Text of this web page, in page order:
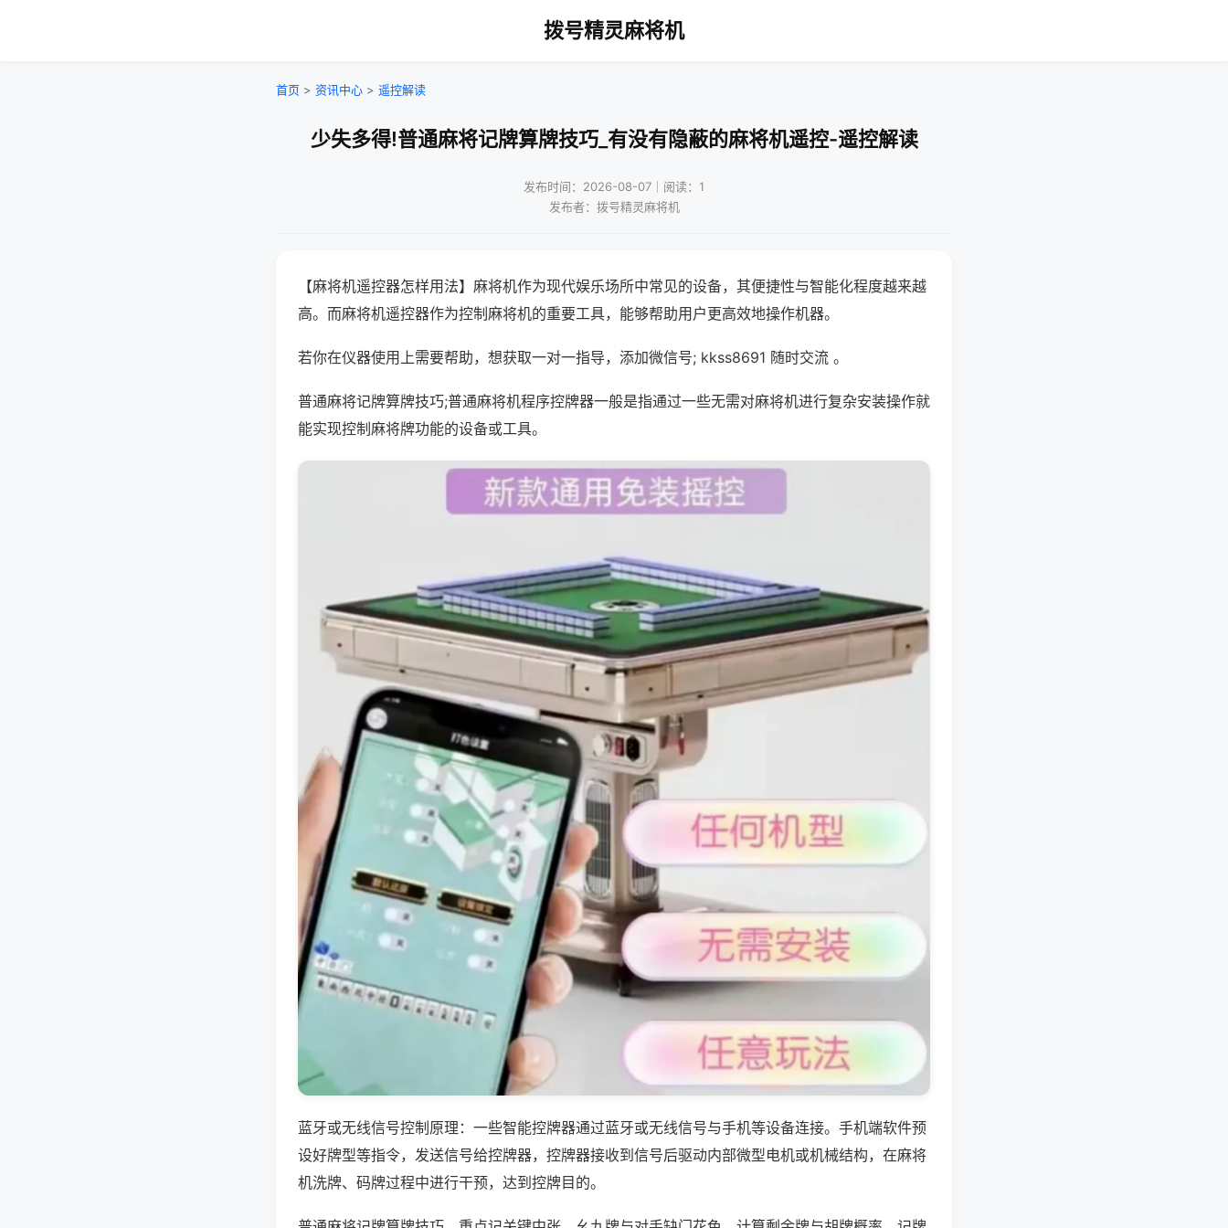
拨号精灵麻将机
首页 > 资讯中心 > 遥控解读
少失多得!普通麻将记牌算牌技巧_有没有隐蔽的麻将机遥控-遥控解读
发布时间：2026-08-07｜阅读：1
发布者：拨号精灵麻将机
【麻将机遥控器怎样用法】麻将机作为现代娱乐场所中常见的设备，其便捷性与智能化程度越来越
高。而麻将机遥控器作为控制麻将机的重要工具，能够帮助用户更高效地操作机器。
若你在仪器使用上需要帮助，想获取一对一指导，添加微信号; kkss8691 随时交流 。
普通麻将记牌算牌技巧;普通麻将机程序控牌器一般是指通过一些无需对麻将机进行复杂安装操作就
能实现控制麻将牌功能的设备或工具。
蓝牙或无线信号控制原理：一些智能控牌器通过蓝牙或无线信号与手机等设备连接。手机端软件预
设好牌型等指令，发送信号给控牌器，控牌器接收到信号后驱动内部微型电机或机械结构，在麻将
机洗牌、码牌过程中进行干预，达到控牌目的。